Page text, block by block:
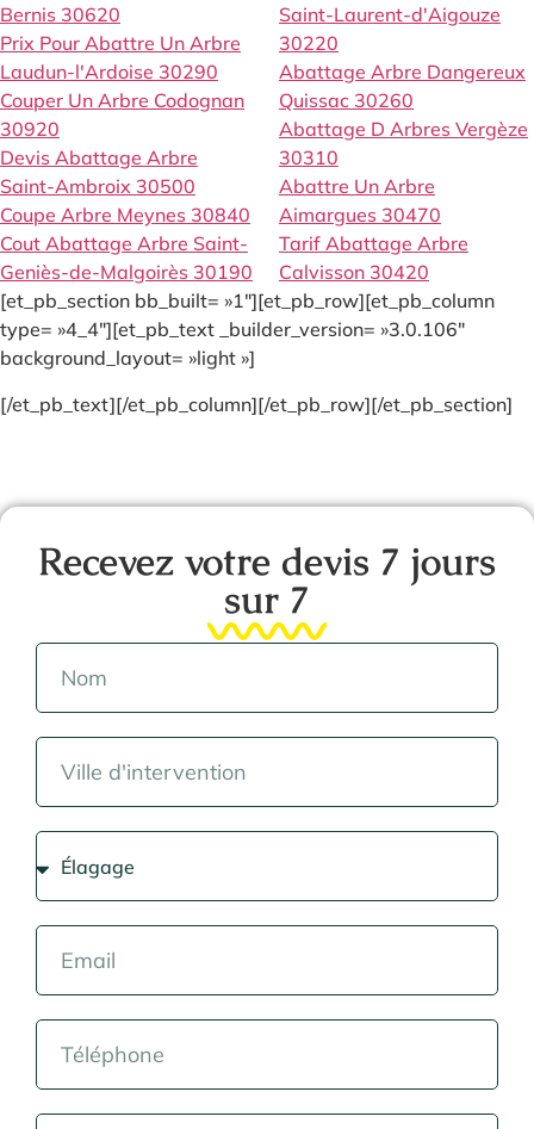
Bernis 30620
Prix Pour Abattre Un Arbre
Laudun-l'Ardoise 30290
Couper Un Arbre Codognan
30920
Devis Abattage Arbre
Saint-Ambroix 30500
Coupe Arbre Meynes 30840
Cout Abattage Arbre Saint-
Geniès-de-Malgoirès 30190
Saint-Laurent-d'Aigouze
30220
Abattage Arbre Dangereux
Quissac 30260
Abattage D Arbres Vergèze
30310
Abattre Un Arbre
Aimargues 30470
Tarif Abattage Arbre
Calvisson 30420
[et_pb_section bb_built= »1″][et_pb_row][et_pb_column
type= »4_4″][et_pb_text _builder_version= »3.0.106″
background_layout= »light »]
[/et_pb_text][/et_pb_column][/et_pb_row][/et_pb_section]
Recevez votre devis 7 jours
sur 7